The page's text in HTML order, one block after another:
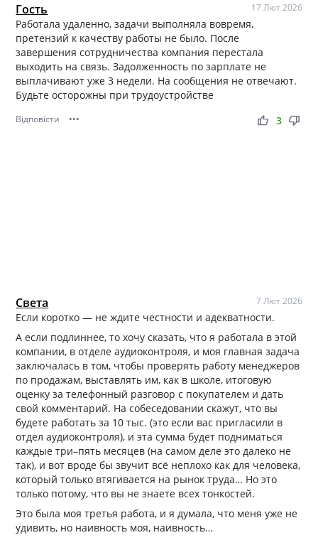
Гость 17 Лют 2026
Работала удаленно, задачи выполняла вовремя,
претензий к качеству работы не было. После
завершения сотрудничества компания перестала
выходить на связь. Задолженность по зарплате не
выплачивают уже 3 недели. На сообщения не отвечают.
Будьте осторожны при трудоустройстве
Відповісти ••• thumb_up thumb_down
3
Света 7 Лют 2026
Если коротко — не ждите честности и адекватности.
А если подлиннее, то хочу сказать, что я работала в этой
компании, в отделе аудиоконтроля, и моя главная задача
заключалась в том, чтобы проверять работу менеджеров
по продажам, выставлять им, как в школе, итоговую
оценку за телефонный разговор с покупателем и дать
свой комментарий. На собеседовании скажут, что вы
будете работать за 10 тыс. (это если вас пригласили в
отдел аудиоконтроля), и эта сумма будет подниматься
каждые три–пять месяцев (на самом деле это далеко не
так), и вот вроде бы звучит всё неплохо как для человека,
который только втягивается на рынок труда… Но это
только потому, что вы не знаете всех тонкостей.
Это была моя третья работа, и я думала, что меня уже не
удивить, но наивность моя, наивность…